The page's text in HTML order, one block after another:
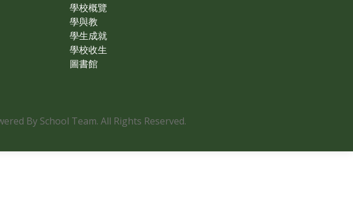
學校概覽
學與教
學生成就
學校收生
圖書館
By School Team. All Rights Reserved.